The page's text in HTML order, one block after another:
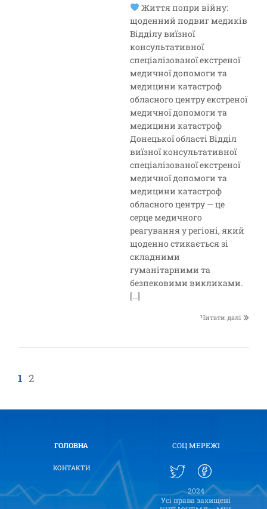
Життя попри війну:
щоденний подвиг медиків
Відділу виїзної
консультативної
спеціалізованої екстреної
медичної допомоги та
медицини катастроф
обласного центру екстреної
медичної допомоги та
медицини катастроф
Донецької області Відділ
виїзної консультативної
спеціалізованої екстреної
медичної допомоги та
медицини катастроф
обласного центру — це
серце медичного
реагування у регіоні, який
щоденно стикається зі
складними
гуманітарними та
безпековими викликами.
[…]
Читати далі
1 2
ГОЛОВНА
КОНТАКТИ
СОЦ МЕРЕЖІ
2024
Усі права захищені